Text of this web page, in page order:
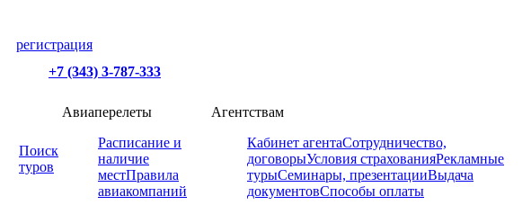
регистрация
+7 (343) 3-787-333
Поиск
туров
Авиаперелеты
Расписание и
наличие
местПравила
авиакомпаний
Агентствам
Кабинет агентаСотрудничество,
договорыУсловия страхованияРекламные
турыСеминары, презентацииВыдача
документовСпособы оплаты